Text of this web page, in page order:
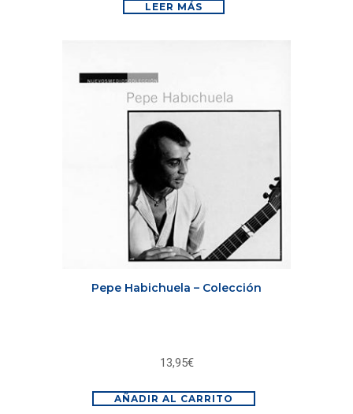
LEER MÁS
Pepe Habichuela – Colección
13,95€
AÑADIR AL CARRITO